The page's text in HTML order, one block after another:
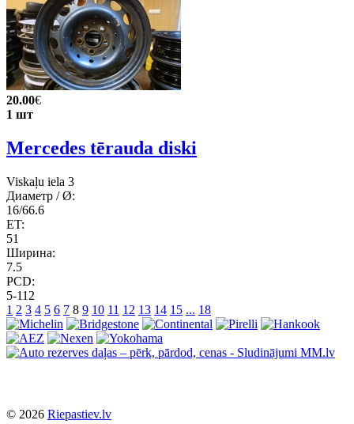
20.00€
1 шт
Mercedes tērauda diski
Viskaļu iela 3
Диаметр / Ø:
16/66.6
ET:
51
Ширина:
7.5
PCD:
5-112
1 2 3 4 5 6 7 8 9 10 11 12 13 14 15 ... 18
© 2026 Riepastiev.lv